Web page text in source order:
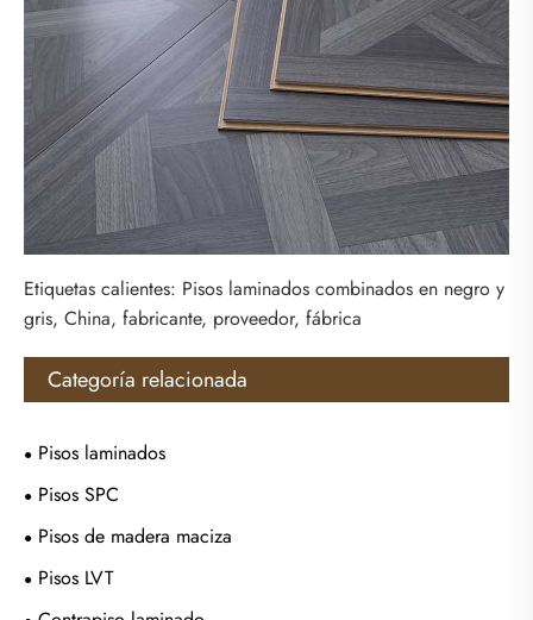
Etiquetas calientes: Pisos laminados combinados en negro y
gris, China, fabricante, proveedor, fábrica
Categoría relacionada
Pisos laminados
Pisos SPC
Pisos de madera maciza
Pisos LVT